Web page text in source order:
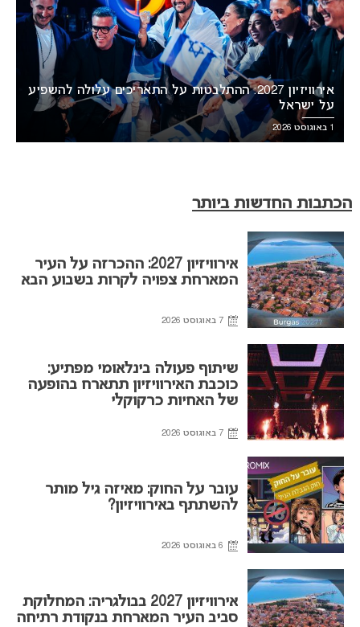
אירוויזיון 2027: ההתלבטות על התאריכים עלולה להשפיע
על ישראל
1 באוגוסט 2026
הכתבות החדשות ביותר
אירוויזיון 2027: ההכרזה על העיר
המארחת צפויה לקרות בשבוע הבא
7 באוגוסט 2026
שיתוף פעולה בינלאומי מפתיע:
כוכבת האירוויזיון תתארח בהופעה
של האחיות כרקוקלי
7 באוגוסט 2026
עובר על החוק: מאיזה גיל מותר
להשתתף באירוויזיון?
6 באוגוסט 2026
אירוויזיון 2027 בבולגריה: המחלוקת
סביב העיר המארחת בנקודת רתיחה